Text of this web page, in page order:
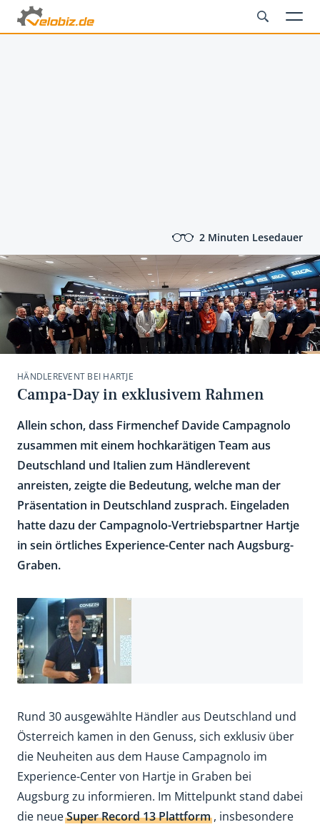
2 Minuten Lesedauer
HÄNDLEREVENT BEI HARTJE
Campa-Day in exklusivem Rahmen
Allein schon, dass Firmenchef Davide Campagnolo
zusammen mit einem hochkarätigen Team aus
Deutschland und Italien zum Händlerevent
anreisten, zeigte die Bedeutung, welche man der
Präsentation in Deutschland zusprach. Eingeladen
hatte dazu der Campagnolo-Vertriebspartner Hartje
in sein örtliches Experience-Center nach Augsburg-
Graben.
Rund 30 ausgewählte Händler aus Deutschland und
Österreich kamen in den Genuss, sich exklusiv über
die Neuheiten aus dem Hause Campagnolo im
Experience-Center von Hartje in Graben bei
Augsburg zu informieren. Im Mittelpunkt stand dabei
die neueSuper Record 13 Plattform, insbesondere